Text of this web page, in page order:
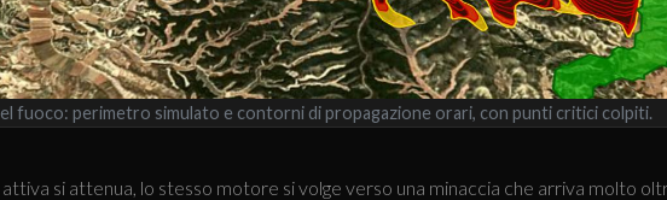
fuoco: perimetro simulato e contorni di propagazione orari, con punti critici colpiti.
si attenua, lo stesso motore si volge verso una minaccia che arriva molto